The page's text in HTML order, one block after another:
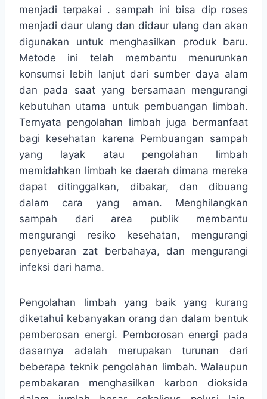
menjadi terpakai . sampah ini bisa dip roses
menjadi daur ulang dan didaur ulang dan akan
digunakan untuk menghasilkan produk baru.
Metode ini telah membantu menurunkan
konsumsi lebih lanjut dari sumber daya alam
dan pada saat yang bersamaan mengurangi
kebutuhan utama untuk pembuangan limbah.
Ternyata pengolahan limbah juga bermanfaat
bagi kesehatan karena Pembuangan sampah
yang layak atau pengolahan limbah
memidahkan limbah ke daerah dimana mereka
dapat ditinggalkan, dibakar, dan dibuang
dalam cara yang aman. Menghilangkan
sampah dari area publik membantu
mengurangi resiko kesehatan, mengurangi
penyebaran zat berbahaya, dan mengurangi
infeksi dari hama.
Pengolahan limbah yang baik yang kurang
diketahui kebanyakan orang dan dalam bentuk
pemberosan energi. Pemborosan energi pada
dasarnya adalah merupakan turunan dari
beberapa teknik pengolahan limbah. Walaupun
pembakaran menghasilkan karbon dioksida